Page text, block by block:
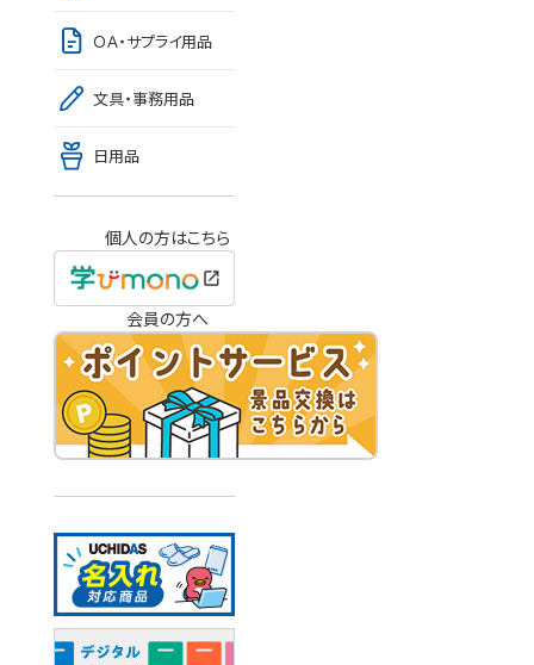
ＯＡ・サプライ用品
文具・事務用品
日用品
個人の方はこちら
会員の方へ